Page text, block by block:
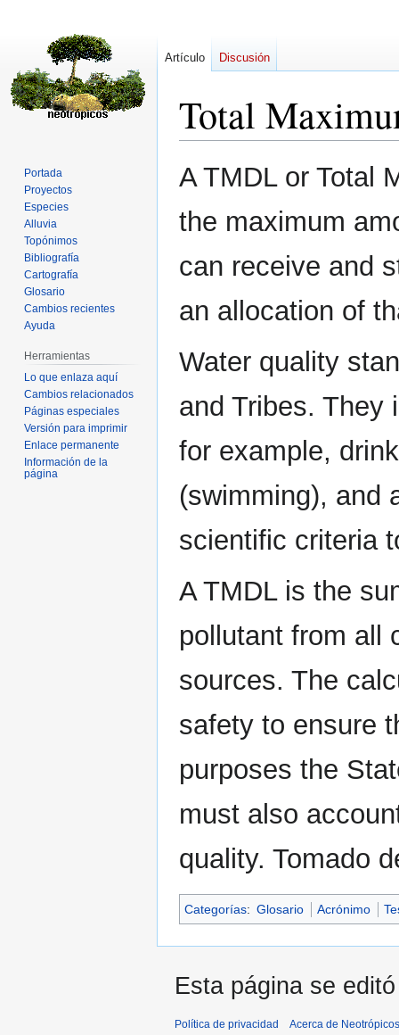
Total
a
navegación
a
búsqueda
A TMDL or Total
the maximum
can receive and
an allocation of
Water quality
and Tribes. They
for example,
(swimming), and
scientific criteria
A TMDL is the
pollutant from all
sources. The
safety to ensure
purposes the
must also
quality. Tomado
Categorías: Glosario Acrónimo
Artículo Discusión
Portada
Proyectos
Especies
Alluvia
Topónimos
Bibliografía
Cartografía
Glosario
Cambios recientes
Ayuda
Herramientas
Lo que enlaza aquí
Cambios relacionados
Páginas especiales
Versión para imprimir
Enlace permanente
Información de la
página
Esta página se
Política de privacidad Acerca de Neotrópicos